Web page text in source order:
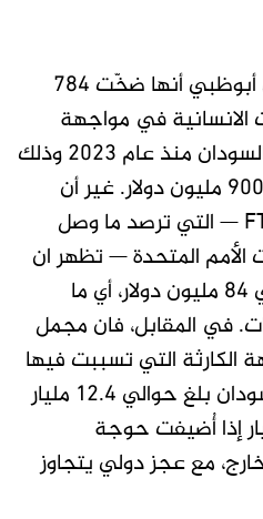
والأرقام لا تكذب. اذ تدعي أبوظبي أنها ضخّت ٧٨٤
الانسانية في مواجهة
الكارثة التي صنعتها في السودان منذ عام ٢٠٢٣ وذلك
من مجمل تعهدات بلغت ٩٠٠ مليون دولار. غير أن
بيانات منظومة FTS/OCHA — التي ترصد ما وصل
الأمم المتحدة — تظهر ان
الامارات دفعت فعلا حوالي ٨٤ مليون دولار، أي ما
في المقابل، فان مجمل
الكارثة التي تسببت فيها
الامارات منذ ٢٠٢٣ في السودان بلغ حوالي ١٢.٤ مليار
وترتفع إلى ١٨.٢ مليار إذا أُضيفت حوجة
مع عجز دولي يتجاوز